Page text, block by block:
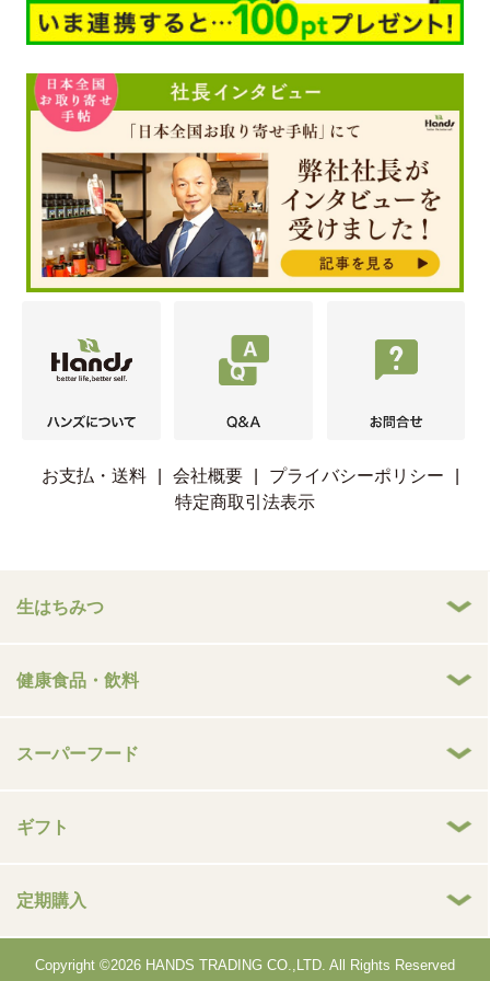
お支払・送料 会社概要 プライバシーポリシー
特定商取引法表示
生はちみつ
健康食品・飲料
スーパーフード
ギフト
定期購入
Copyright ©2026 HANDS TRADING CO.,LTD. All Rights Reserved